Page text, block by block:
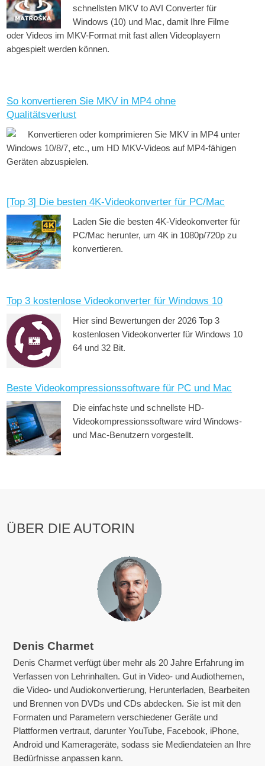
schnellsten MKV to AVI Converter für
Windows (10) und Mac, damit Ihre Filme
oder Videos im MKV-Format mit fast allen Videoplayern
abgespielt werden können.
So konvertieren Sie MKV in MP4 ohne
Qualitätsverlust
Konvertieren oder komprimieren Sie MKV in MP4 unter
Windows 10/8/7, etc., um HD MKV-Videos auf MP4-fähigen
Geräten abzuspielen.
[Top 3] Die besten 4K-Videokonverter für PC/Mac
Laden Sie die besten 4K-Videokonverter für
PC/Mac herunter, um 4K in 1080p/720p zu
konvertieren.
Top 3 kostenlose Videokonverter für Windows 10
Hier sind Bewertungen der 2026 Top 3
kostenlosen Videokonverter für Windows 10
64 und 32 Bit.
Beste Videokompressionssoftware für PC und Mac
Die einfachste und schnellste HD-
Videokompressionssoftware wird Windows-
und Mac-Benutzern vorgestellt.
ÜBER DIE AUTORIN
Denis Charmet
Denis Charmet verfügt über mehr als 20 Jahre Erfahrung im
Verfassen von Lehrinhalten. Gut in Video- und Audiothemen,
die Video- und Audiokonvertierung, Herunterladen, Bearbeiten
und Brennen von DVDs und CDs abdecken. Sie ist mit den
Formaten und Parametern verschiedener Geräte und
Plattformen vertraut, darunter YouTube, Facebook, iPhone,
Android und Kamerageräte, sodass sie Mediendateien an Ihre
Bedürfnisse anpassen kann.